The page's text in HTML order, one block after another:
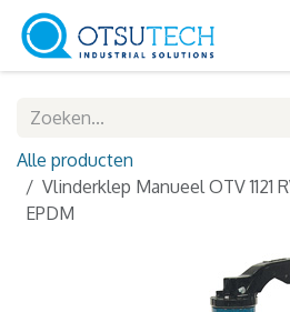
Overslaan naar inhoud
Alle producten
Vlinderklep Manueel OTV 1121
EPDM